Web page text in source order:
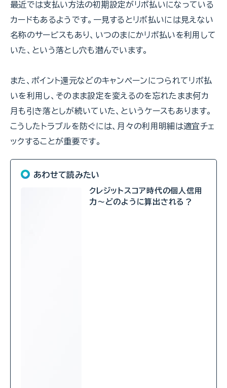
最近では支払い方法の初期設定がリボ払いになっている
カードもあるようです。一見するとリボ払いには見えない
名称のサービスもあり、いつのまにかリボ払いを利用して
いた、という落とし穴も潜んでいます。
また、ポイント還元などのキャンペーンにつられてリボ払
いを利用し、そのまま設定を変えるのを忘れたまま何カ
月も引き落としが続いていた、というケースもあります。
こうしたトラブルを防ぐには、月々の利用明細は適宜チェ
ックすることが重要です。
あわせて読みたい
クレジットスコア時代の個人信用
力～どのように算出される？